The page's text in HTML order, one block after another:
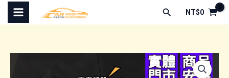
搜
尋
NT$0